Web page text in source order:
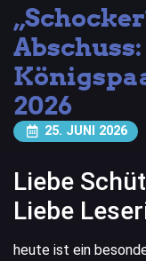
2026
25. JUNI 2026
Liebe
Liebe
heute ist ein